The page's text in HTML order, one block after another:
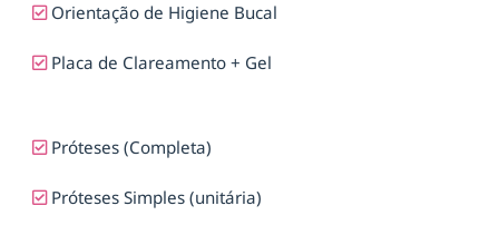
Orientação de Higiene Bucal
Placa de Clareamento + Gel
Próteses (Completa)
Próteses Simples (unitária)